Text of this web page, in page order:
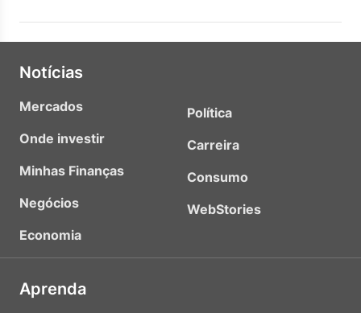
Notícias
Mercados
Onde investir
Minhas Finanças
Negócios
Economia
Política
Carreira
Consumo
WebStories
Aprenda